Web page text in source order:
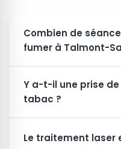
Combien de
fumer à Talmont-
Y a-t-il une prise
tabac ?
Le traitement laser